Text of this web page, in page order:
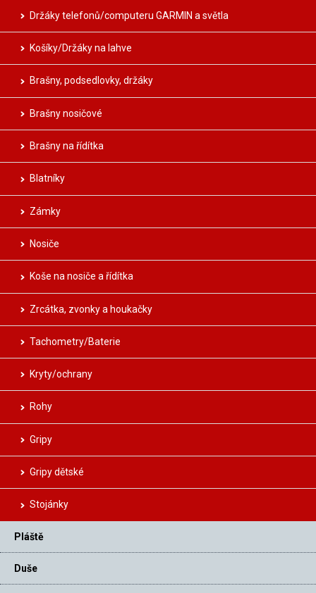
Držáky telefonů/computeru GARMIN a světla
Košíky/Držáky na lahve
Brašny, podsedlovky, držáky
Brašny nosičové
Brašny na řídítka
Blatníky
Zámky
Nosiče
Koše na nosiče a řídítka
Zrcátka, zvonky a houkačky
Tachometry/Baterie
Kryty/ochrany
Rohy
Gripy
Gripy dětské
Stojánky
Pláště
Duše